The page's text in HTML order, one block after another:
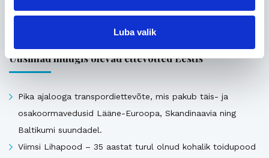
Luba valik
Seotud
Uusimad müügis olevad ettevõtted Eestis
Pika ajalooga transpordiettevõte, mis pakub täis- ja
osakoormavedusid Lääne-Euroopa, Skandinaavia ning
Baltikumi suundadel.
Viimsi Lihapood – 35 aastat turul olnud kohalik toidupood